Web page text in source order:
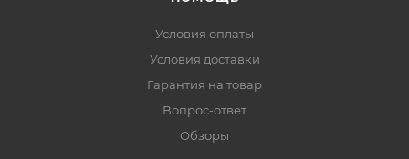
Условия оплаты
Условия доставки
Гарантия на товар
Вопрос-ответ
Обзоры